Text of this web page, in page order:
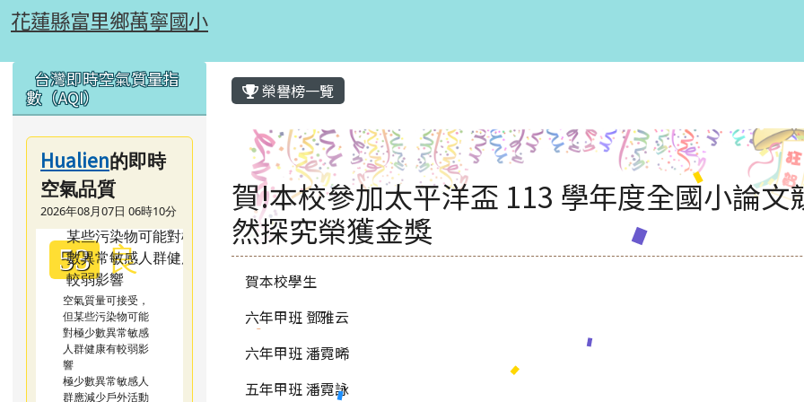
跳至主內容區
花蓮縣富里鄉萬寧國小
花蓮縣富里鄉萬寧國小
左邊區域內容
台灣即時空氣質量指
數（AQI）
Hualien的即時
空氣品質
2026年08月07日 06時10分
53 良
空氣質量可接受，
但某些污染物可能
對極少數異常敏感
人群健康有較弱影
響
極少數異常敏感人
群應減少戶外活動
主內容區域
榮譽榜一覽
賀!本校參加太平洋盃 113 學年度全國小論文
然探究榮獲金獎
賀本校學生
六年甲班 鄧雅云
六年甲班 潘霓晞
五年甲班 潘霓詠
頁尾區域